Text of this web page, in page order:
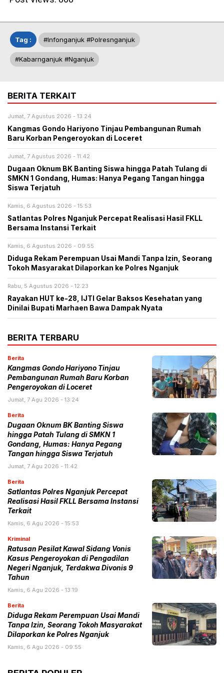
Tag : #infonganjuk #polresnganjuk
#kabarnganjuk #nganjuk
BERITA TERKAIT
Jumat, 7 Agustus 2026 - 13:24
Kangmas Gondo Hariyono Tinjau Pembangunan Rumah
Baru Korban Pengeroyokan di Loceret
Jumat, 7 Agustus 2026 - 11:42
Dugaan Oknum BK Banting Siswa hingga Patah Tulang di
SMKN 1 Gondang, Humas: Hanya Pegang Tangan hingga
Siswa Terjatuh
Kamis, 6 Agustus 2026 - 15:53
Satlantas Polres Nganjuk Percepat Realisasi Hasil FKLL
Bersama Instansi Terkait
Kamis, 6 Agustus 2026 - 09:55
Diduga Rekam Perempuan Usai Mandi Tanpa Izin, Seorang
Tokoh Masyarakat Dilaporkan ke Polres Nganjuk
Rabu, 5 Agustus 2026 - 12:23
Rayakan HUT ke-28, IJTI Gelar Baksos Kesehatan yang
Dinilai Bupati Marhaen Bawa Dampak Nyata
BERITA TERBARU
Berita
Kangmas Gondo Hariyono Tinjau
Pembangunan Rumah Baru Korban
Pengeroyokan di Loceret
Jumat, 7 Agu 2026 - 13:24
Berita
Dugaan Oknum BK Banting Siswa
hingga Patah Tulang di SMKN 1
Gondang, Humas: Hanya Pegang
Tangan hingga Siswa Terjatuh
Jumat, 7 Agu 2026 - 11:42
Berita
Satlantas Polres Nganjuk Percepat
Realisasi Hasil FKLL Bersama Instansi
Terkait
Kamis, 6 Agu 2026 - 15:53
Kriminal
Ratusan Pesilat Kawal Sidang Vonis
Kasus Pengeroyokan di Pengadilan
Negeri Nganjuk, Terdakwa Divonis 9
Tahun
Kamis, 6 Agu 2026 - 13:19
Berita
Diduga Rekam Perempuan Usai Mandi
Tanpa Izin, Seorang Tokoh Masyarakat
Dilaporkan ke Polres Nganjuk
Kamis, 6 Agu 2026 - 09:55